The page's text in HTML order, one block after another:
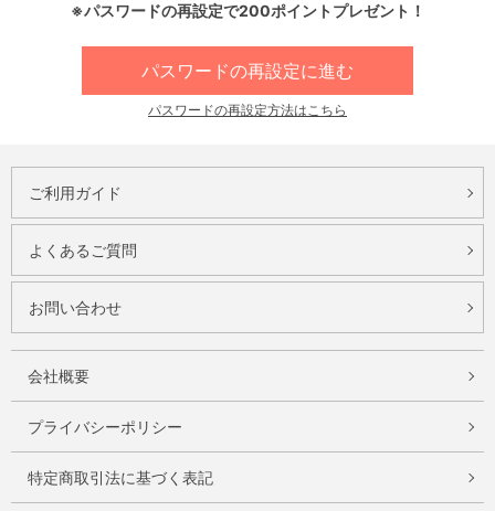
※パスワードの再設定で200ポイントプレゼント！
パスワードの再設定に進む
パスワードの再設定方法はこちら
ご利用ガイド
よくあるご質問
お問い合わせ
会社概要
プライバシーポリシー
特定商取引法に基づく表記